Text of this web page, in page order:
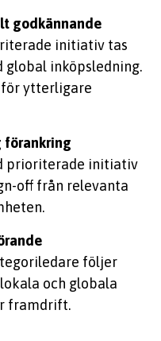
godkännande
initiativ tas
global inköpsledning.
ytterligare
förankring
prioriterade initiativ
-off från relevanta
.
följer
och globala
framdrift.